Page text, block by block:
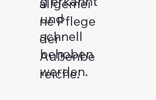
und
schnell
behoben
werden.
allgemei
ne Pflege
der
Außenbe
reiche.